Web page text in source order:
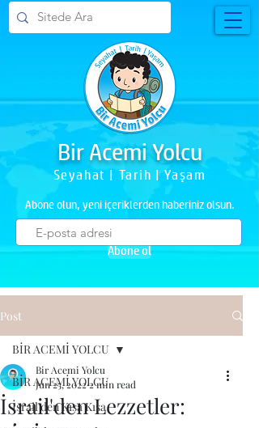
Bir Acemi Yolcu
Seyahat | Tarih | Yaşam
Abone olun, yeni içeriklerden haberiniz olsun.
Abone ol
Post
BİR ACEMİ YOLCU
İsrail'den Kısa Kısa
BİR ACEMİ YOLCU
İsrail'den Lezzetler:
Bir Acemi Yolcu
Jun 25, 20222 min read